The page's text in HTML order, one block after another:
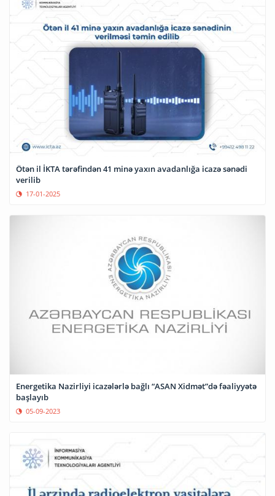
Ötən il İKTA tərəfindən 41 minə yaxın avadanlığa icazə sənədi
verilib
17-01-2025
Energetika Nazirliyi icazələrlə bağlı “ASAN Xidmət”də fəaliyyətə
başlayıb
05-09-2023